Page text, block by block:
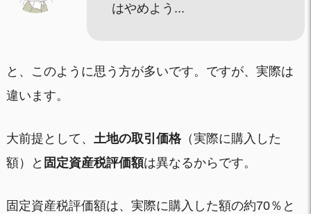
はやめよう...
と、このように思う方が多いです。ですが、実際は
違います。
大前提として、 土地の取引価格（実際に購入した
額）と 固定資産税評価額は異なるからです。
固定資産税評価額は、実際に購入した額の約70％と